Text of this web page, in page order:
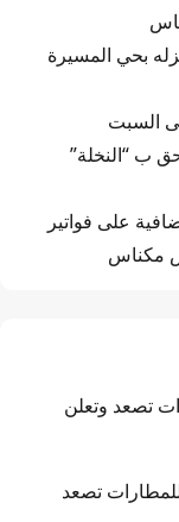
بحي المسيرة
ب “النخلة”
على فواتير
مكناس
تصعد وتعلن
تصعد